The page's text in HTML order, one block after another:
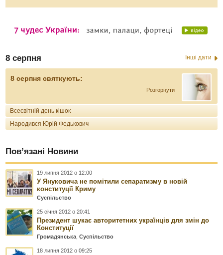
8 серпня Інші дати
8 серпня святкують:
Розгорнути
Всесвітній день кішок
Народився Юрій Федькович
Пов’язані Новини
19 липня 2012 о 12:00
У Януковича не помітили сепаратизму в новій
конституції Криму
Суспільство
25 січня 2012 о 20:41
Президент шукає авторитетних українців для змін до
Конституції
Громадянська,Суспільство
18 липня 2012 о 09:25